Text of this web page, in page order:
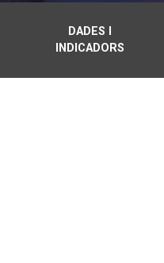
DADES I
INDICADORS